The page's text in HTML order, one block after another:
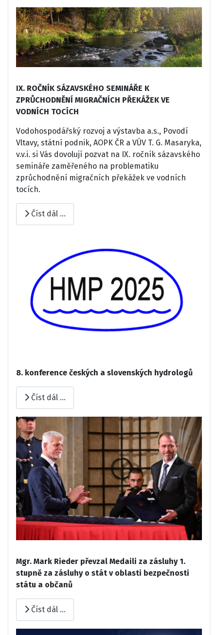
IX. ROČNÍK SÁZAVSKÉHO SEMINÁŘE K
ZPRŮCHODNĚNÍ MIGRAČNÍCH PŘEKÁŽEK VE
VODNÍCH TOCÍCH
Vodohospodářský rozvoj a výstavba a.s., Povodí
Vltavy, státní podnik, AOPK ČR a VÚV T. G. Masaryka,
v.v.i. si Vás dovolují pozvat na IX. ročník sázavského
semináře zaměřeného na problematiku
zprůchodnění migračních překážek ve vodních
tocích.
Číst dál …
8. konference českých a slovenských hydrologů
Číst dál …
Mgr. Mark Rieder převzal Medaili za zásluhy 1.
stupně za zásluhy o stát v oblasti bezpečnosti
státu a občanů
Číst dál …